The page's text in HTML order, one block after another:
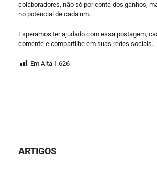
colaboradores, não só por conta dos ganhos,
no potencial de cada um.
Esperamos ter ajudado com essa postagem,
comente e compartilhe em suas redes sociais.
Em Alta 1.626
ARTIGOS